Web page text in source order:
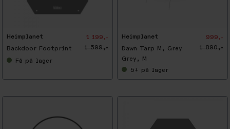
Heimplanet
Backdoor Footprint
1 199,-
1 599,-
Få på lager
Heimplanet
Dawn Tarp M, Grey
999,-
1 890,-
Grey, M
5+ på lager